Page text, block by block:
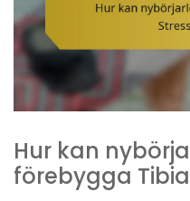
Hur kan
förebygga